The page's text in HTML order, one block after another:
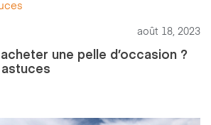
août 18, 2023
une pelle d’occasion ?